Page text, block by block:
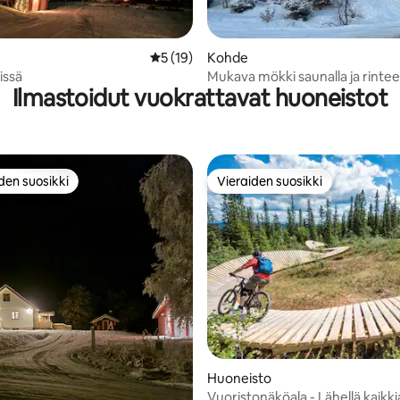
5, 24 arvostelua
Keskimääräinen arvio 5/5, 19 arvostelua
5 (19)
Kohde
Mukava mökki saunalla ja
lähellä
Ilmastoidut vuokrattavat huoneistot
5, 58 arvostelua
suosikkien parhaimmistoa
suosikki Vieraiden suosikki
Vieraiden suosikki
Huoneisto